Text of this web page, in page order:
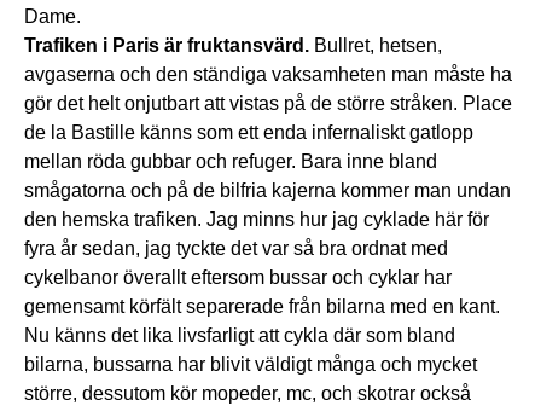
Dame.
Trafiken i Paris är fruktansvärd. Bullret, hetsen,
avgaserna och den ständiga vaksamheten man måste ha
gör det helt onjutbart att vistas på de större stråken. Place
de la Bastille känns som ett enda infernaliskt gatlopp
mellan röda gubbar och refuger. Bara inne bland
smågatorna och på de bilfria kajerna kommer man undan
den hemska trafiken. Jag minns hur jag cyklade här för
fyra år sedan, jag tyckte det var så bra ordnat med
cykelbanor överallt eftersom bussar och cyklar har
gemensamt körfält separerade från bilarna med en kant.
Nu känns det lika livsfarligt att cykla där som bland
bilarna, bussarna har blivit väldigt många och mycket
större, dessutom kör mopeder, mc, och skotrar också